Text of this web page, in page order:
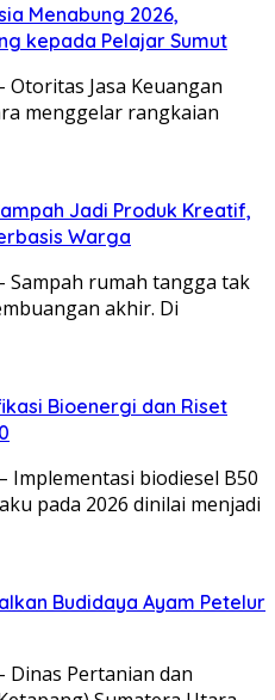
Menabung 2026,
kepada Pelajar Sumut
Otoritas Jasa Keuangan
menggelar rangkaian
Jadi Produk Kreatif,
Warga
Sampah rumah tangga tak
akhir. Di
Bioenergi dan Riset
Implementasi biodiesel B50
pada 2026 dinilai menjadi
Budidaya Ayam Petelur
Dinas Pertanian dan